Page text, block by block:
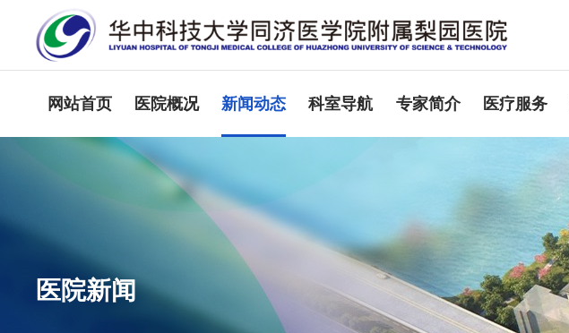
网站首页 医院概况 新闻动态 科室导航 专家简介 医疗服务
医院新闻